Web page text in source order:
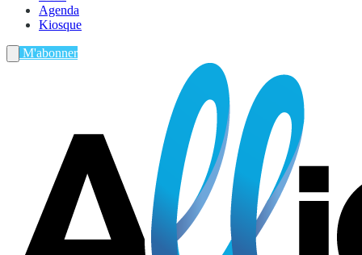
Agenda
Kiosque
M'abonner